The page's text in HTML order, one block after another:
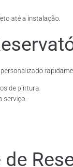
até a instalação.
de pintura.
serviço.